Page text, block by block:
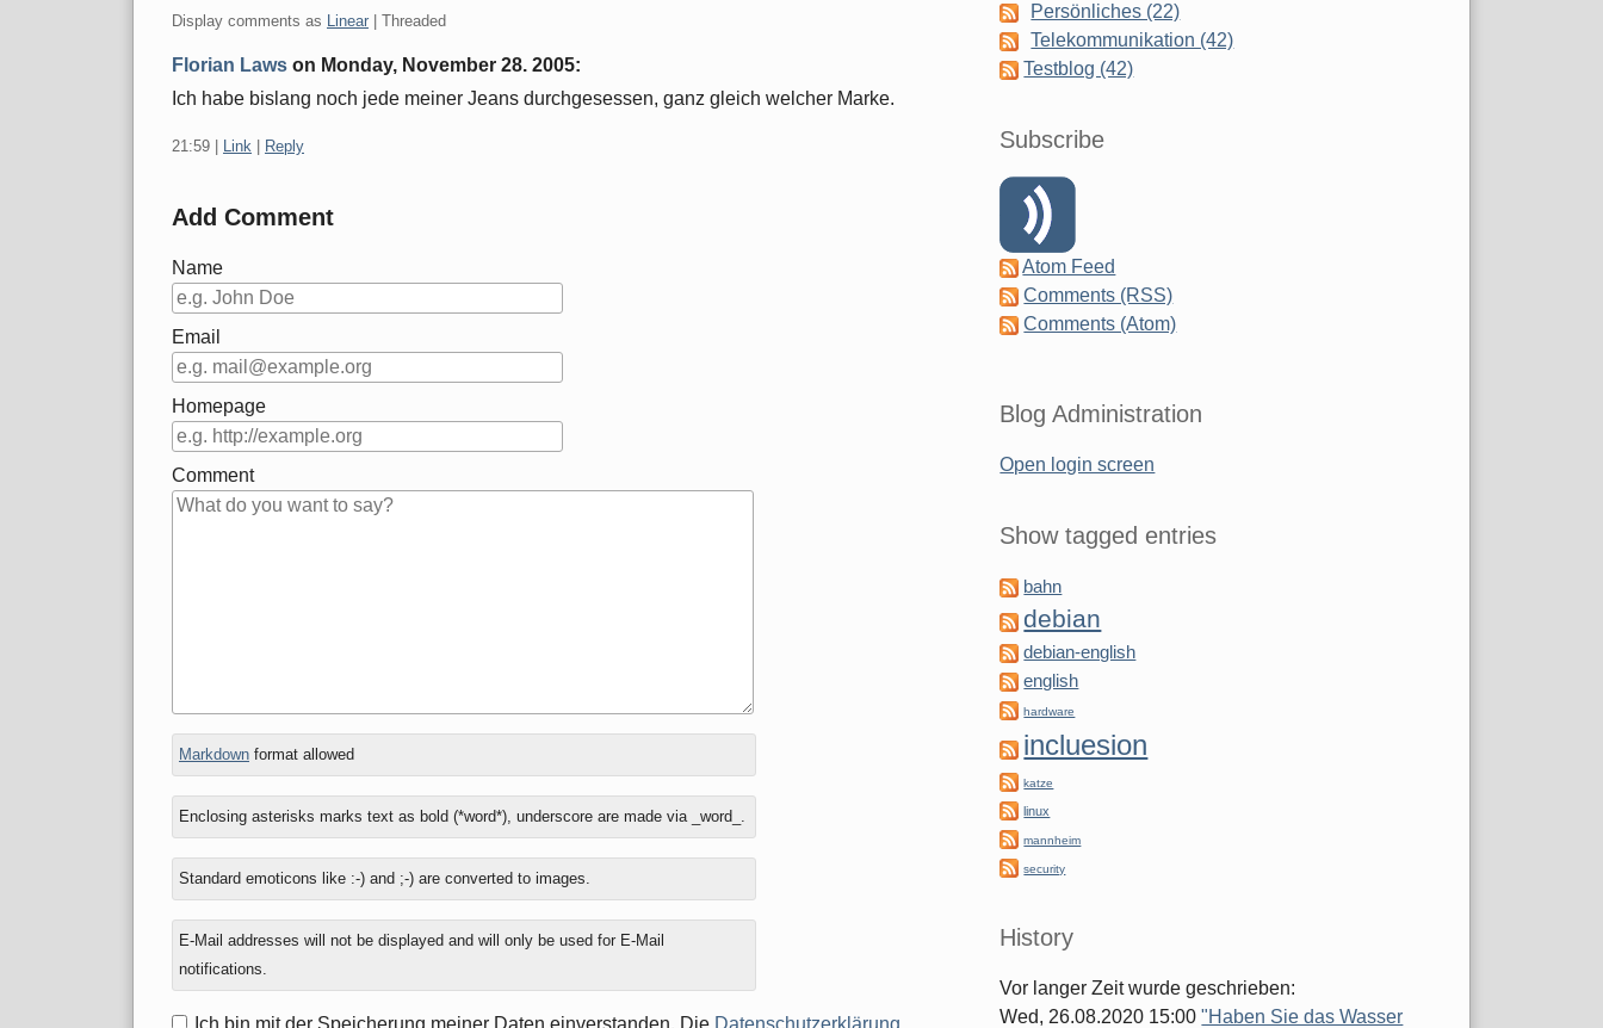
Display comments as Linear | Threaded
Florian Laws on Monday, November 28. 2005:
Ich habe bislang noch jede meiner Jeans durchgesessen, ganz gleich welcher Marke.
21:59 Link Reply
Add Comment
Name
Email
Homepage
Comment
In
reply
to
What
is
nine
three?
Markdownformat allowed
Enclosing asterisks marks text as bold (*word*), underscore are made via _word_.
Standard emoticons like :-) and ;-) are converted to images.
E-Mail addresses will not be displayed and will only be used for E-Mail
notifications.
Persönliches (22)
Telekommunikation (42)
Testblog (42)
Subscribe
Atom Feed
Comments (RSS)
Comments (Atom)
Blog Administration
Open login screen
Show tagged entries
bahn
debian
debian-english
english
hardware
incluesion
katze
linux
mannheim
security
History
Vor langer Zeit wurde geschrieben:
Wed, 26.08.2020 15:00"Haben Sie das Wasser